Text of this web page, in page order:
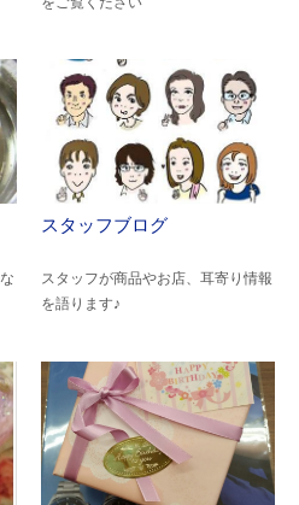
スタッフブログ
スタッフが商品やお店、耳寄り情報
を語ります♪